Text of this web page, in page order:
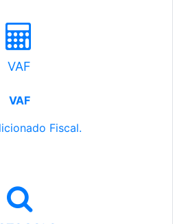
VAF
VAF
Fiscal.